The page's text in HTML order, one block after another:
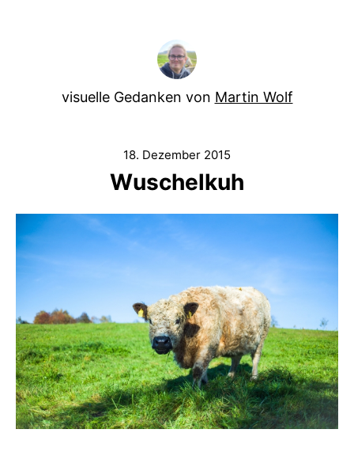
visuelle Gedanken von Martin Wolf
18. Dezember 2015
Wuschelkuh